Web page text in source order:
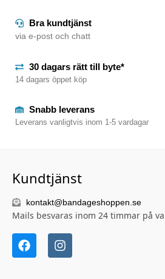
Bra kundtjänst
via e-post och chatt
30 dagars rätt till byte*
14 dagars öppet köp
Snabb leverans
Leverans vanligtvis inom 1-5 vardagar
Kundtjänst
kontakt@bandageshoppen.se
Mails besvaras inom 24 timmar på